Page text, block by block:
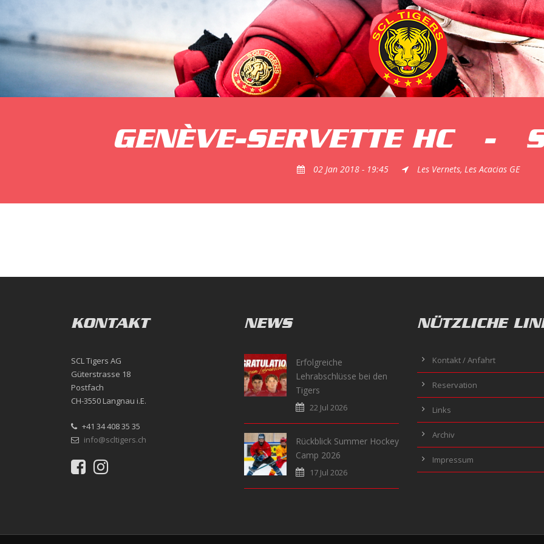
GENÈVE-SERVETTE HC -
02 Jan 2018 - 19:45 Les Vernets, Les Acacias GE
KONTAKT
SCL Tigers AG
Güterstrasse 18
Postfach
CH-3550 Langnau i.E.
+41 34 408 35 35
info@scltigers.ch
NEWS
Erfolgreiche
Lehrabschlüsse bei den
Tigers
22 Jul 2026
Rückblick Summer Hockey
Camp 2026
17 Jul 2026
NÜTZLICHE
Kontakt / Anfahrt
Reservation
Links
Archiv
Impressum